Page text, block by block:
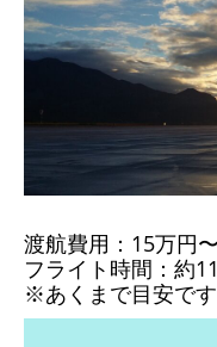
渡航費用：15万円
フライト時間：約
※あくまで目安です